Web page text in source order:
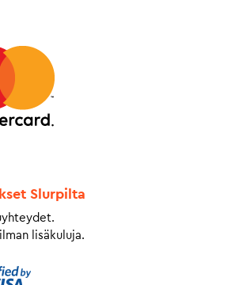
Slurpilta
lisäkuluja.